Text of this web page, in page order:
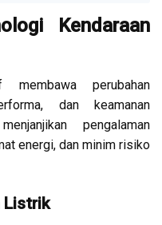
Kendaraan
membawa perubahan
dan keamanan
pengalaman
energi, dan minim risiko
Listrik